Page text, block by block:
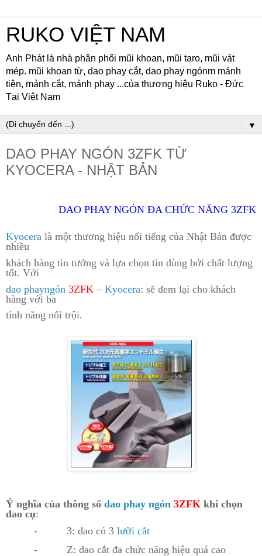
RUKO VIỆT NAM
Anh Phát là nhà phân phối mũi khoan, mũi taro, mũi vát
mép. mũi khoan từ, dao phay cắt, dao phay ngónm mảnh
tiện, mảnh cắt, mảnh phay ...của thương hiệu Ruko - Đức
Tại Việt Nam
▼
DAO PHAY NGÓN 3ZFK TỪ
KYOCERA - NHẬT BẢN
DAO PHAY NGÓN ĐA CHỨC NĂNG 3ZFK
Kyocera là một thương hiệu nổi tiếng của Nhật Bản được
nhiều
khách hàng tin tưởng và lựa chọn tin dùng bởi chất lượng
tốt. Với
dao phayngón 3ZFK – Kyocera: sẽ đem lại cho khách
hàng với ba
tính năng nổi trội.
Ý nghĩa của thông số dao phay ngón 3ZFK khi chọn
dao cụ:
-
3: dao có 3 lưỡi cắt
-
Z: dao cắt đa chức năng hiệu quả cao